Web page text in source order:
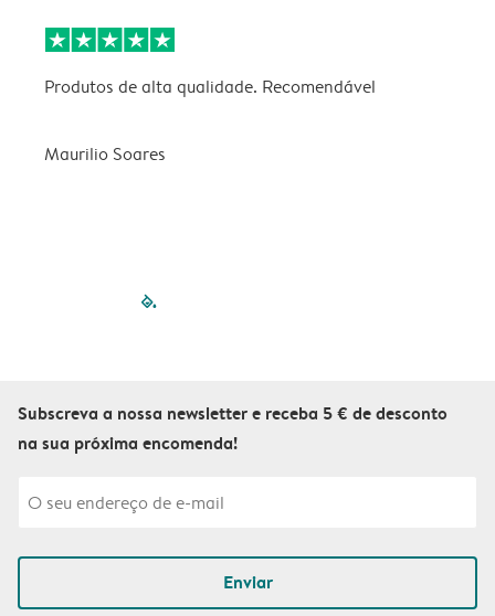
Produtos de alta qualidade. Recomendável
Maurilio Soares
filled-pagination
Subscreva a nossa newsletter e receba 5 € de desconto
na sua próxima encomenda!
Enviar